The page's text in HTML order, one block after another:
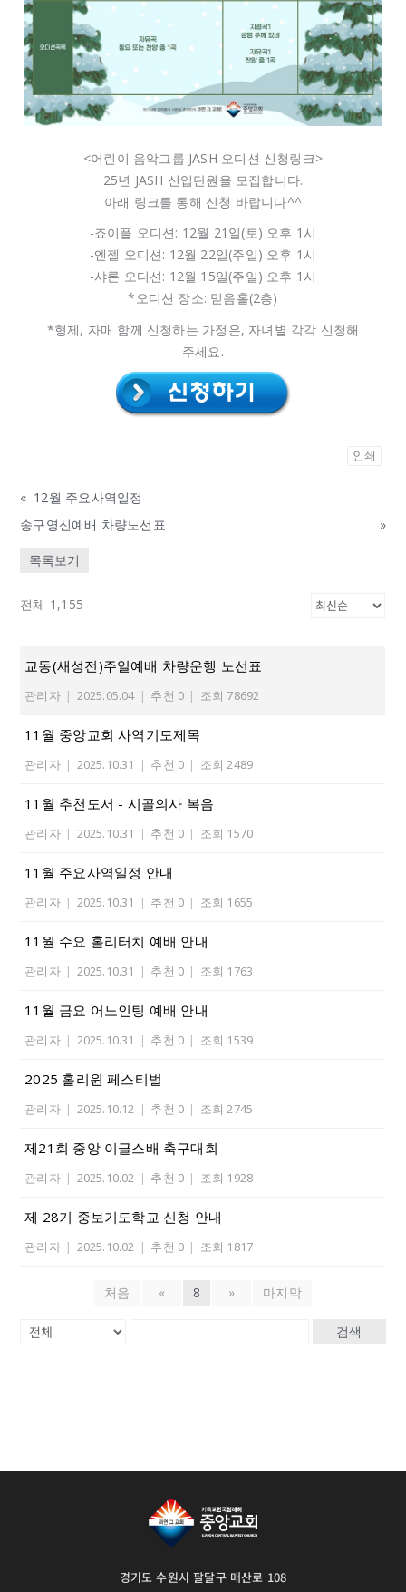
<어린이 음악그룹 JASH 오디션 신청링크>
25년 JASH 신입단원을 모집합니다.
아래 링크를 통해 신청 바랍니다^^
-죠이플 오디션: 12월 21일(토) 오후 1시
-엔젤 오디션: 12월 22일(주일) 오후 1시
-샤론 오디션: 12월 15일(주일) 오후 1시
*오디션 장소: 믿음홀(2층)
*형제, 자매 함께 신청하는 가정은, 자녀별 각각 신청해
주세요.
인쇄
« 12월 주요사역일정
송구영신예배 차량노선표
»
목록보기
전체 1,155
교동(새성전)주일예배 차량운행 노선표
관리자 | 2025.05.04 | 추천 0 | 조회 78692
11월 중앙교회 사역기도제목
관리자 | 2025.10.31 | 추천 0 | 조회 2489
11월 추천도서 - 시골의사 복음
관리자 | 2025.10.31 | 추천 0 | 조회 1570
11월 주요사역일정 안내
관리자 | 2025.10.31 | 추천 0 | 조회 1655
11월 수요 홀리터치 예배 안내
관리자 | 2025.10.31 | 추천 0 | 조회 1763
11월 금요 어노인팅 예배 안내
관리자 | 2025.10.31 | 추천 0 | 조회 1539
2025 홀리윈 페스티벌
관리자 | 2025.10.12 | 추천 0 | 조회 2745
제21회 중앙 이글스배 축구대회
관리자 | 2025.10.02 | 추천 0 | 조회 1928
제 28기 중보기도학교 신청 안내
관리자 | 2025.10.02 | 추천 0 | 조회 1817
처음 « 8 » 마지막
검색
경기도 수원시 팔달구 매산로 108